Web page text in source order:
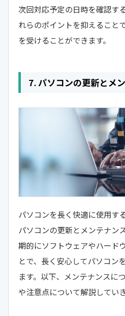
次回対応予定の日時を確認す
れらのポイントを抑えること
を受けることができます。
7. パソコンの更新とメ
パソコンを長く快適に使用す
パソコンの更新とメンテナン
期的にソフトウェアやハード
とで、長く安心してパソコン
ます。以下、メンテナンスに
や注意点について解説していき